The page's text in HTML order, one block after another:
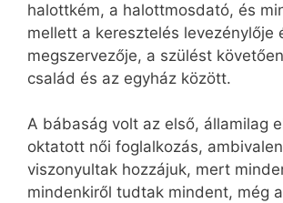
halottkém, a halottmosdató, és
mellett a keresztelés levezénylője
megszervezője, a szülést
család és az egyház között.
A bábaság volt az első, államilag
oktatott női foglalkozás,
viszonyultak hozzájuk, mert
mindenkiről tudtak mindent, még